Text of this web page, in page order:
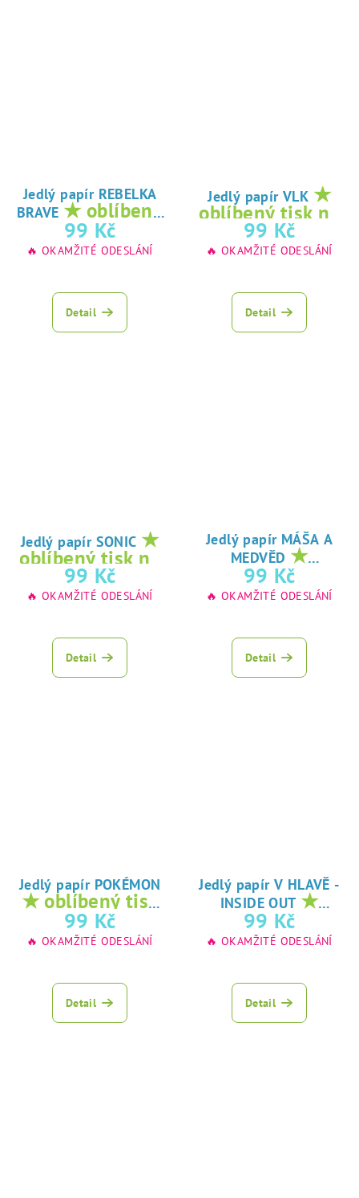
Jedlý papír REBELKA
BRAVE ★ oblíbený
tisk na jedlý
papír
99 Kč
🔥 OKAMŽITÉ ODESLÁNÍ
Detail
Jedlý papír VLK ★
oblíbený tisk na
jedlý papír
99 Kč
🔥 OKAMŽITÉ ODESLÁNÍ
Detail
Jedlý papír SONIC ★
oblíbený tisk na
jedlý papír
99 Kč
🔥 OKAMŽITÉ ODESLÁNÍ
Detail
Jedlý papír MÁŠA A
MEDVĚD ★
oblíbený tisk na
jedlý papír
99 Kč
🔥 OKAMŽITÉ ODESLÁNÍ
Detail
Jedlý papír POKÉMON
★ oblíbený tisk
na jedlý papír
99 Kč
🔥 OKAMŽITÉ ODESLÁNÍ
Detail
Jedlý papír V HLAVĚ -
INSIDE OUT ★
oblíbený tisk na
jedlý papír
99 Kč
🔥 OKAMŽITÉ ODESLÁNÍ
Detail